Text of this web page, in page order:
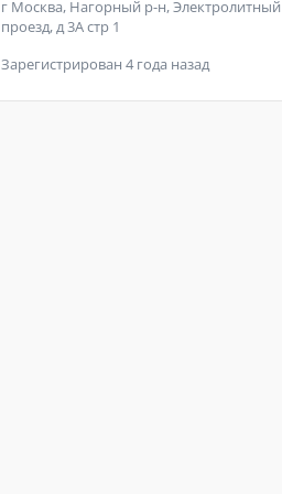
г Москва, Нагорный р-н, Электролитный
проезд, д 3А стр 1
Зарегистрирован 4 года назад